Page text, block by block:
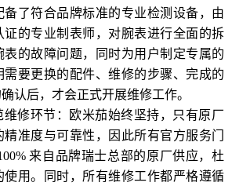
了符合品牌标准的专业检测设备，由
证的专业制表师，对腕表进行全面的拆
的故障问题，同时为用户制定专属的
要更换的配件、维修的步骤、完成的
认后，才会正式开展维修工作。
维修环节：欧米茄始终坚持，只有原厂
准度与可靠性，因此所有官方服务门
来自品牌瑞士总部的原厂供应，杜
使用。同时，所有维修工作都严格遵循